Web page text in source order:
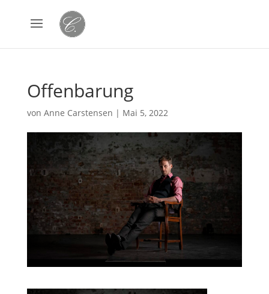
Offenbarung
von Anne Carstensen | Mai 5, 2022